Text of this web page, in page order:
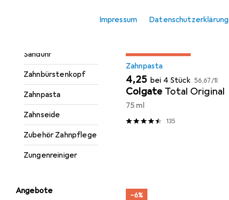
Impressum Datenschutzerklärung
Sanduhr
Zahnbürstenkopf
Zahnpasta
Zahnseide
Zubehör Zahnpflege
Zungenreiniger
Angebote
Zahnpasta
EUR
4,25 bei 4 Stück EUR
56,67/1l
Colgate Total Original
75 ml
135
−6%